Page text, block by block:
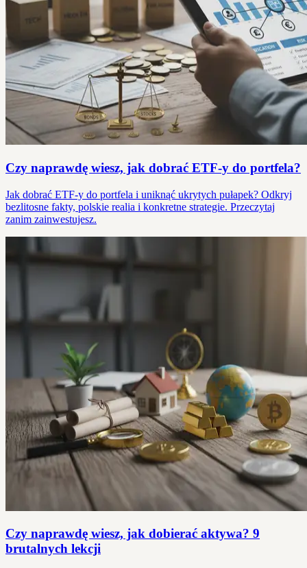
Czy naprawdę wiesz, jak dobrać ETF-y do portfela?
Jak dobrać ETF-y do portfela i uniknąć ukrytych pułapek? Odkryj
bezlitosne fakty, polskie realia i konkretne strategie. Przeczytaj
zanim zainwestujesz.
Czy naprawdę wiesz, jak dobierać aktywa? 9
brutalnych lekcji